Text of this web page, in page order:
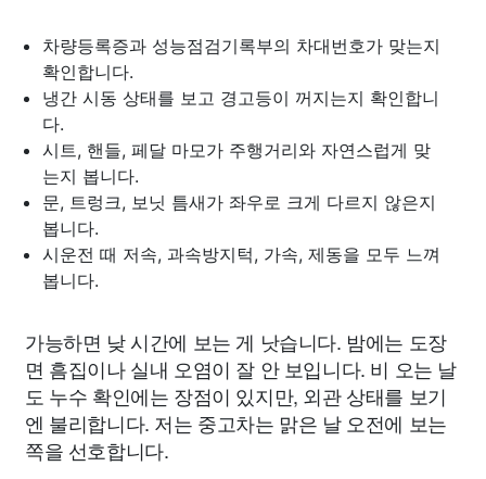
차량등록증과 성능점검기록부의 차대번호가 맞는지
확인합니다.
냉간 시동 상태를 보고 경고등이 꺼지는지 확인합니
다.
시트, 핸들, 페달 마모가 주행거리와 자연스럽게 맞
는지 봅니다.
문, 트렁크, 보닛 틈새가 좌우로 크게 다르지 않은지
봅니다.
시운전 때 저속, 과속방지턱, 가속, 제동을 모두 느껴
봅니다.
가능하면 낮 시간에 보는 게 낫습니다. 밤에는 도장
면 흠집이나 실내 오염이 잘 안 보입니다. 비 오는 날
도 누수 확인에는 장점이 있지만, 외관 상태를 보기
엔 불리합니다. 저는 중고차는 맑은 날 오전에 보는
쪽을 선호합니다.